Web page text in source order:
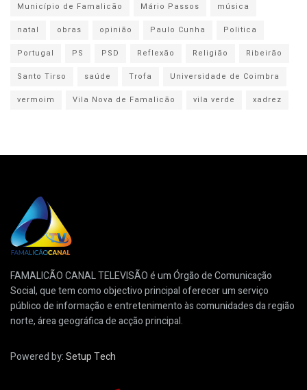
Município de Famalicão
Mário Passos
música
natal
obras opinião Paulo Cunha
Politica
Portugal
PS PSD Reflexão Religião
Ribeirão
Santo Tirso
saúde Trofa
Universidade de Coimbra
vermoim
Vila Nova de Famalicão vila verde xadrez
FAMALICÃO CANAL TELEVISÃO é um Órgão de Comunicação
Social, que tem como objectivo principal oferecer um serviço
público de informação e entretenimento às comunidades da região
norte, área geográfica de acção principal.
Powered by:Setup Tech